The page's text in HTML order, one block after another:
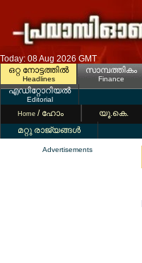
Today: 08 Aug 2026 GMT
ഒറ്റ നോട്ടത്തില്‍
Headlines
സാമ്പത്തികം
Finance
എഡിറ്റോറിയല്‍
Editorial
Home / ഹോം യൂ.കെ.
മറ്റു രാജ്യങ്ങള്‍
Advertisements